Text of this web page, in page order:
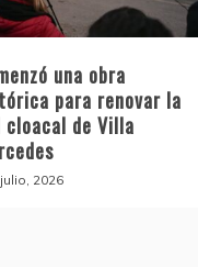
una obra
para renovar la
cloacal de Villa
2026